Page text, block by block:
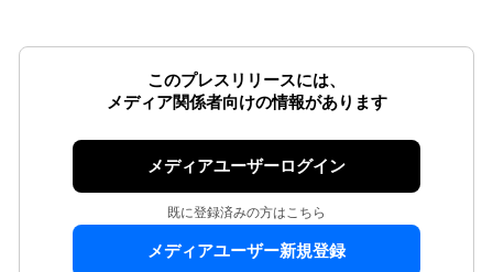
このプレスリリースには、
メディア関係者向けの情報があります
メディアユーザーログイン
既に登録済みの方はこちら
メディアユーザー新規登録